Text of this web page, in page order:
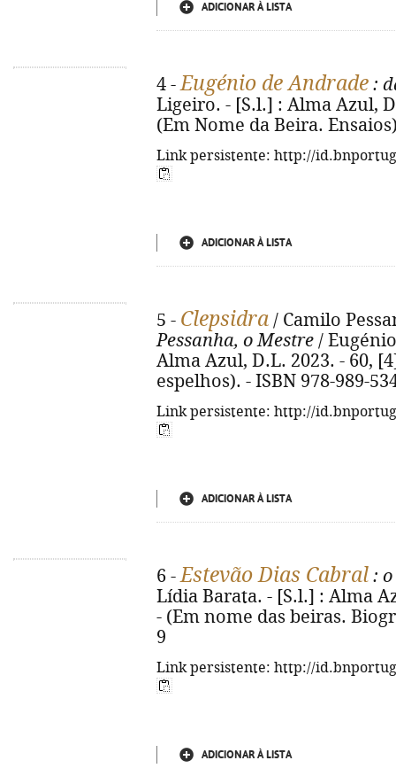
ADICIONAR À LISTA
4 -Eugénio de Andrade :
Ligeiro. - [S.l.] : Alma Azul,
(Em Nome da Beira.
Link persistente: http://
ADICIONAR À LISTA
5 - Clepsidra / Camilo
Pessanha, o Mestre /
Alma Azul, D.L. 2023. - 60,
espelhos). - ISBN 978-989-
Link persistente: http://
ADICIONAR À LISTA
6 -Estevão Dias Cabral :
Lídia Barata. - [S.l.] : Alma
- (Em nome das beiras.
9
Link persistente: http://
ADICIONAR À LISTA